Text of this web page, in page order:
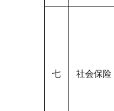
七 社会保险